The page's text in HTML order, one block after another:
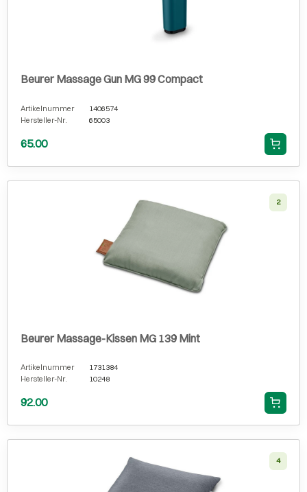
Beurer Massage Gun MG 99 Compact
Artikelnummer
1406574
Hersteller-Nr.
65003
65.00
2
Beurer Massage-Kissen MG 139 Mint
Artikelnummer
1731384
Hersteller-Nr.
10248
92.00
4